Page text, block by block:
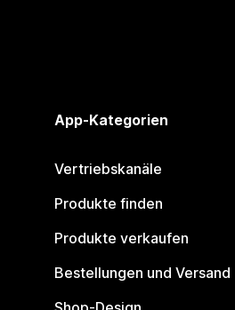
App-Kategorien
Vertriebskanäle
Produkte finden
Produkte verkaufen
Bestellungen und Versand